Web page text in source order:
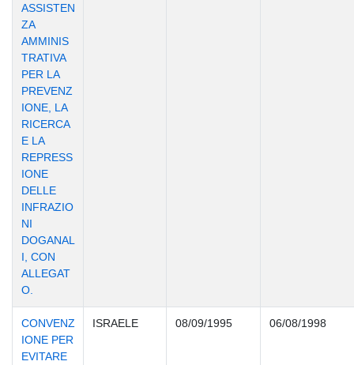
ASSISTEN
ZA
AMMINIS
TRATIVA
PER LA
PREVENZ
IONE, LA
RICERCA
E LA
REPRESS
IONE
DELLE
INFRAZIO
NI
DOGANAL
I, CON
ALLEGAT
O.
CONVENZ
IONE PER
EVITARE
ISRAELE 08/09/1995 06/08/1998